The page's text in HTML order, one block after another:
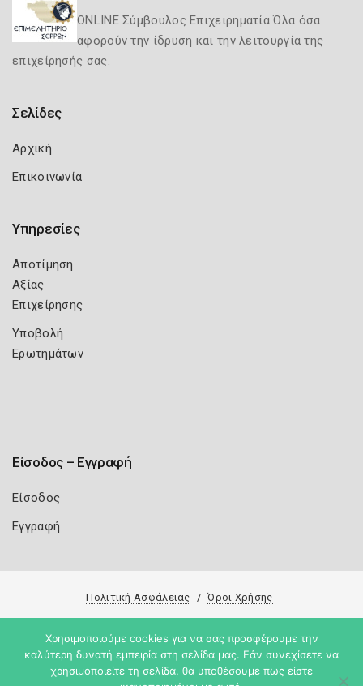
ONLINE Σύμβουλος Επιχειρηματία Όλα όσα
αφορούν την ίδρυση και την λειτουργία της
επιχείρησής σας.
Σελίδες
Αρχική
Επικοινωνία
Υπηρεσίες
Αποτίμηση
Αξίας
Επιχείρησης
Υποβολή
Ερωτημάτων
Είσοδος – Εγγραφή
Είσοδος
Εγγραφή
Πολιτική Ασφάλειας Όροι Χρήσης
Copyright 2026 Knowledge A.E.
Χρησιμοποιούμε cookies για να σας προσφέρουμε την
καλύτερη δυνατή εμπειρία στη σελίδα μας. Εάν συνεχίσετε να
χρησιμοποιείτε τη σελίδα, θα υποθέσουμε πως είστε